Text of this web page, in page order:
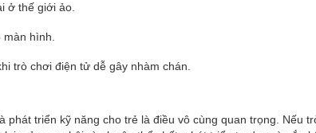
ở thế giới ảo.
hình.
trò chơi điện tử dễ gây nhàm chán.
triển kỹ năng cho trẻ là điều vô cùng quan trọng. Nếu